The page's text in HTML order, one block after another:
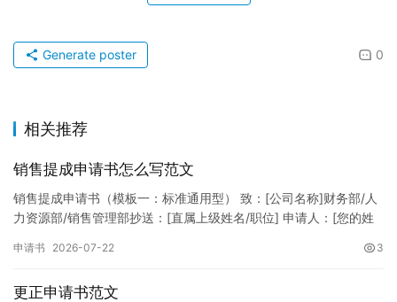
0
Generate poster
相关推荐
销售提成申请书怎么写范文
销售提成申请书（模板一：标准通用型） 致：[公司名称]财务部/人
力资源部/销售管理部抄送：[直属上级姓名/职位] 申请人：[您的姓
申请书 2026-07-22 3
更正申请书范文